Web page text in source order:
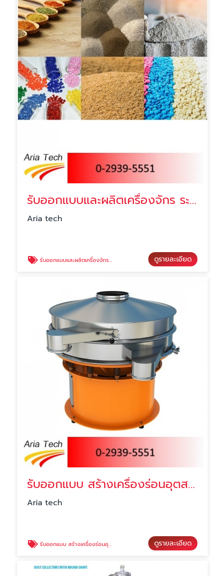
รับออกแบบและผลิตเครื่องจักร ระบบลำเลียงวัสดุ
Aria tech
รับออกแบบและผลิตเครื่องจักร ระบบลำเลียงวัสดุ ดูรายละเอียด
รับออกแบบ สร้างเครื่องร่อนอุตสาหกรรม (Vibrating Screen)
Aria tech
รับออกแบบ สร้างเครื่องร่อนอุตสาหกรรม (Vibrating Screen) ดูรายละเอียด